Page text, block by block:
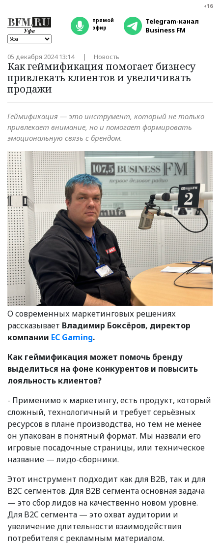
+16
прямой
эфир
Telegram-канал
Business FM
05 декабря 2024 13:14 Новость
Как геймификация помогает бизнесу
привлекать клиентов и увеличивать
продажи
Геймификация — это инструмент, который не только
привлекает внимание, но и помогает формировать
эмоциональную связь с брендом.
О современных маркетинговых решениях
рассказывает Владимир Боксёров, директор
компании EC Gaming.
Как геймификация может помочь бренду
выделиться на фоне конкурентов и повысить
лояльность клиентов?
- Применимо к маркетингу, есть продукт, который
сложный, технологичный и требует серьёзных
ресурсов в плане производства, но тем не менее
он упакован в понятный формат. Мы назвали его
игровые посадочные страницы, или техническое
название — лидо-сборники.
Этот инструмент подходит как для B2B, так и для
B2C сегментов. Для B2B сегмента основная задача
— это сбор лидов на качественно новом уровне.
Для B2C сегмента — это охват аудитории и
увеличение длительности взаимодействия
потребителя с рекламным материалом.